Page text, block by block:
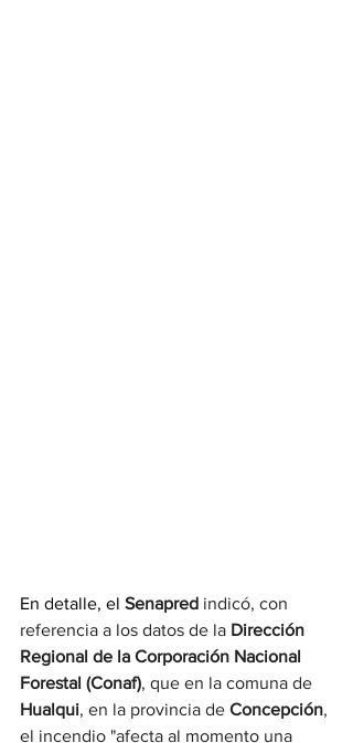
En detalle, el Senapred indicó, con
referencia a los datos de la Dirección
Regional de la Corporación Nacional
Forestal (Conaf), que en la comuna de
Hualqui, en la provincia de Concepción,
el incendio "afecta al momento una